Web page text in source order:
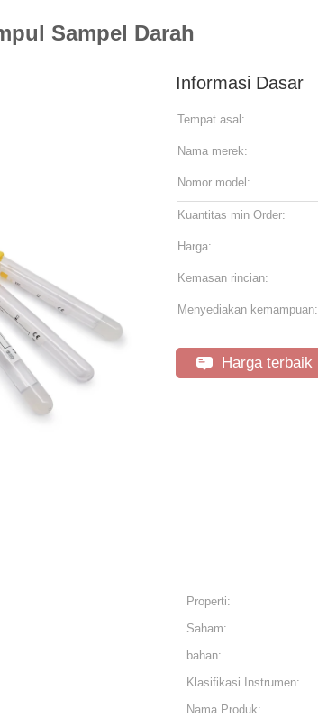
Sampel Darah
Informasi Dasar
Tempat asal:
Nama merek:
Nomor model:
Kuantitas min Order:
Harga:
Kemasan rincian:
Menyediakan kemampuan:
Harga terbaik
Properti:
Saham:
bahan:
Klasifikasi Instrumen:
Nama Produk: